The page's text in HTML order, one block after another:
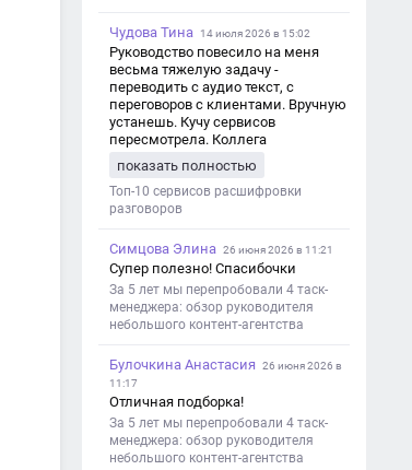
Чудова Тина 14 июля 2026 в 15:02
Руководство повесило на меня
весьма тяжелую задачу -
переводить с аудио текст, с
переговоров с клиентами. Вручную
устанешь. Кучу сервисов
пересмотрела. Коллега
хорошо переводит. Мало
редактировать по итогу. Советую.
показать полностью
Топ-10 сервисов расшифровки
разговоров
Симцова Элина 26 июня 2026 в 11:21
Супер полезно! Спасибочки
За 5 лет мы перепробовали 4 таск-
менеджера: обзор руководителя
небольшого контент-агентства
Булочкина Анастасия
26 июня 2026 в
11:17
Отличная подборка!
За 5 лет мы перепробовали 4 таск-
менеджера: обзор руководителя
небольшого контент-агентства